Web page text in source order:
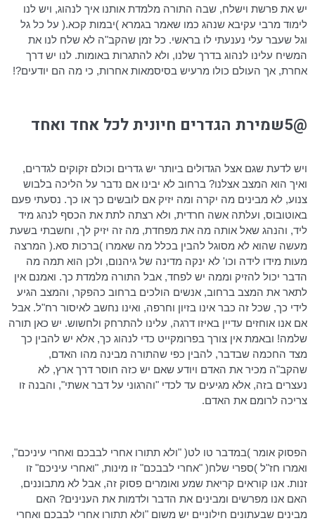
יש את פרשת וישלח, שבה התורה מלמדת אותנו איך לנהוג, ויש לנו
לימוד מרבי עקיבא שנהג כמו שאמר בגמרא )יבמות קכא.( על כל גל
וגל שעבר עלי נענעתי לו בראשי. כל זמן שהקב"ה לא שלח לנו את
המשיח עלינו לנהוג בדרך שלנו, ולא להתגרות באומות. לנו יש דרך
אחרת, אך העולם כולו מרעיש בסיסמאות אחרות, כי מה הם יודעים?!
@5שמירת הגדרים חיונית לכל אחד ואחד
ויש לדעת שגם אצל הגדולים ביותר יש גדרים וכולם זקוקים לגדרים,
ואיך הוא המצב אצלנו? ברחוב לא יבינו אם נדבר על הליכה בלבוש
צנוע, לא מבינים מה יקרה ומה יזיק אם לובשים כך או כך. נסעתי פעם
באוטובוס, ועלתה אשה חרדית, ולא רצתה לתת את הכסף לנהג מיד
ליד, והנהג שאל אותה מה את מפחדת, מה זה יזיק לך, וחשבתי בשעת
מעשה שהוא לא מסוגל להבין בכלל מה שאמרו )ברכות סא.( המרצה
מעות מידו לידה וכו' לא ינקה מדינה שלגיהנום, ולכן הוא תמה מה
הדבר יכול להזיק וממה יש לפחד, אבל התורה מלמדת כך. ואמנם אין
לתאר את המצב ברחוב, אנשים הולכים ברחוב כהפקר, והמצב הגיע
לידי כך, שכל זה כבר אינו בזיון וחרפה, ואינו נחשב לאיסור רח"ל. אבל
אם אנו אוחזים עדיין באיזו דרגה, עלינו להתרחק ולחשוש. יש כאן תורה
שלמה! ובאמת אין צורך בפרומקייט כדי לנהוג כך, אלא יש להבין כך
מצד החכמה שבדבר, להבין כפי שהתורה מבינה מהו האדם,
שהקב"ה מכיר את האדם ויודע שאם יש כזה חוסר דרך ארץ, לא
נעצרים בזה, אלא מגיעים עד לכדי "והרגוני על דבר אשתי", והבנה זו
צריכה לרומם את האדם.
הפסוק אומר )במדבר טו לט( "ולא תתורו אחרי לבבכם ואחרי עיניכם",
ואמרו חז"ל )ספרי שלח( "אחרי לבבכם" זו מינות, "ואחרי עיניכם" זו
זנות. אנו קוראים קריאת שמע ואומרים פסוק זה, אבל לא מתבוננים,
האם אנו מפרשים ומבינים את הדבר ולדמות את הענינים? האם
מבינים שבעתונים חילוניים יש משום "ולא תתורו אחרי לבבכם ואחרי